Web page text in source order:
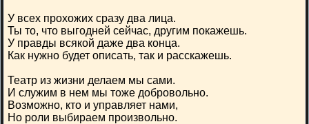
У всех прохожих сразу два лица.
Ты то, что выгодней сейчас, другим покажешь.
У правды всякой даже два конца.
Как нужно будет описать, так и расскажешь.
Театр из жизни делаем мы сами.
И служим в нем мы тоже добровольно.
Возможно, кто и управляет нами,
Но роли выбираем произвольно.